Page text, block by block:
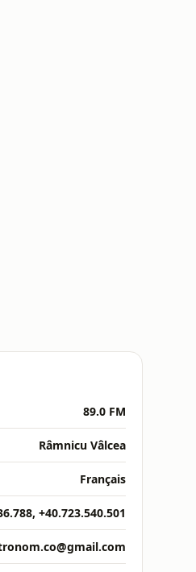
89.0 FM
Râmnicu Vâlcea
Français
+40.723.540.501